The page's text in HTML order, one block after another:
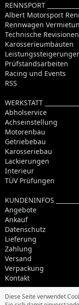
RENNSPORT
Albert Motorsport
Rennwagen
Technische Revisionen
Karosserieumbauten
Prüfstandsarbeiten
Racing und Events
RSS
WERKSTATT
Abholservice
Achseinstellung
Motorenbau
Getriebebau
Karosseriebau
Lackierungen
Interieur
TÜV Prüfungen
KUNDENINFOS
Angebote
Ankauf
Datenschutz
Lieferung
Zahlung
Versand
Verpackung
Kontakt
Diese Seite verwendet